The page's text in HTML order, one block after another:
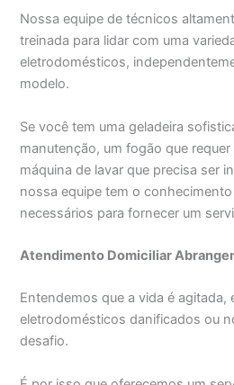
Nossa equipe de técnicos
treinada para lidar com uma
eletrodomésticos,
modelo.
Se você tem uma geladeira
manutenção, um fogão que
máquina de lavar que precisa ser
nossa equipe tem o conhecimento
necessários para fornecer um
Atendimento Domiciliar
Entendemos que a vida é agitada,
eletrodomésticos danificados ou
desafio.